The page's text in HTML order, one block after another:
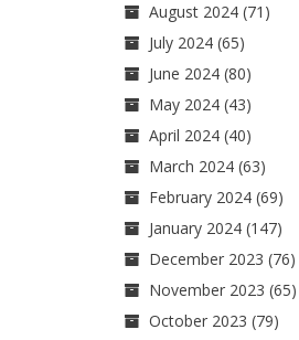
August 2024(71)
July 2024(65)
June 2024(80)
May 2024(43)
April 2024(40)
March 2024(63)
February 2024(69)
January 2024(147)
December 2023 (76)
November 2023 (65)
October 2023 (79)